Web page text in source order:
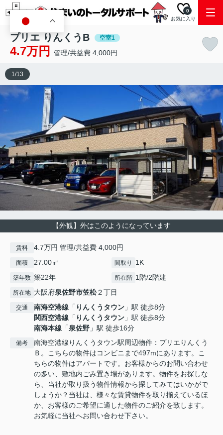
お気に入り
0
プリエ りんくうB 空室1
4.7万円 管理/共益費 4,000円
【外観】外はこのようになっています
1/13
賃料 4.7万円 管理/共益費 4,000円
面積 27.00㎡ 間取り 1K
築年数 築22年 所在階 1階/2階建
所在地 大阪府泉佐野市笠松２丁目
交通 南海空港線 「 りんくうタウン 」駅 徒歩8分
関西空港線 「 りんくうタウン 」駅 徒歩8分
南海本線 「泉佐野 」駅 徒歩16分
備考
南海空港線りんくうタウン駅周辺物件：プリエりんくう
Ｂ。こちらの物件はコンビニまで497mにあります。こ
ちらの物件はアパートです。お客様からのお問い合わせ
の多い、敷地内ごみ置き場があります。物件をお探しな
ら、当社が取り扱う物件情報から探してみてはいかがで
しょうか？当社は、様々な賃貸物件を取り揃えているほ
か、お客様のご希望に適した物件のご紹介を致します。
お気軽に当社へお問い合わせ下さい。